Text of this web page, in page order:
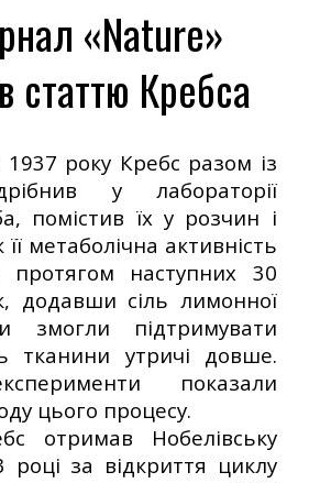
«Nature»
статтю Кребса
1937 року Кребс разом із
у лабораторії
помістив їх у розчин і
її метаболічна активність
протягом наступних 30
додавши сіль лимонної
змогли підтримувати
тканини утричі довше.
показали
цього процесу.
отримав Нобелівську
за відкриття циклу